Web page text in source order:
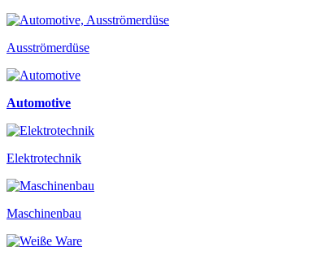
Ausströmerdüse
Automotive
Elektrotechnik
Maschinenbau